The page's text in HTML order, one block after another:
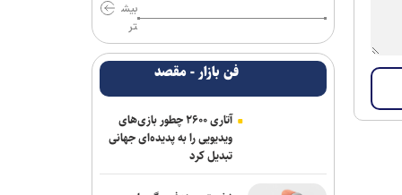
«زنده‌شور» و «استخر» همچنان می‌تازند/
فیلم دیگر! + جدول فروش
بیش
تر
فن بازار - مقصد
آتاری ۲۶۰۰ چطور بازی‌های
ویدیویی را به پدیده‌ای جهانی
تبدیل کرد